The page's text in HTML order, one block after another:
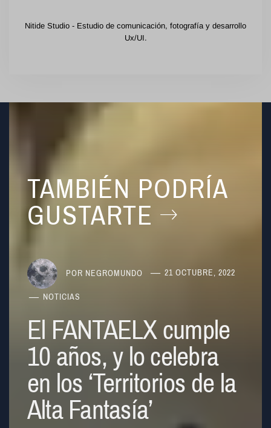
Nitide Studio - Estudio de comunicación, fotografía y desarrollo
Ux/UI.
TAMBIÉN PODRÍA
GUSTARTE
POR NEGROMUNDO 21 OCTUBRE, 2022
NOTICIAS
El FANTAELX cumple
10 años, y lo celebra
en los ‘Territorios de la
Alta Fantasía’